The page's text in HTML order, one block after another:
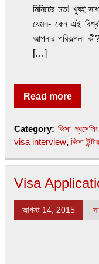
মিনিটের মত! খুবই
যেমন- কেন এই
আপনার পরিকল্পনা
[…]
Read more
Category:ভিসা প্রসেসিং
visa interview, ভিসা
Visa
আগস্ট 14, 2015